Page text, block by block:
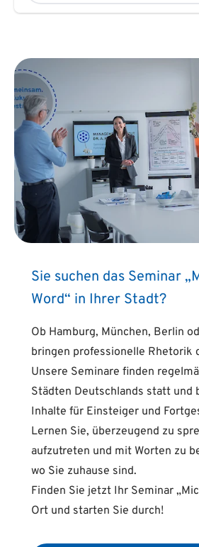
Sie suchen das Seminar
Word“ in Ihrer Stadt?
Ob Hamburg, München, Berlin
bringen professionelle Rhetorik
Unsere Seminare finden
Städten Deutschlands statt und
Inhalte für Einsteiger und
Lernen Sie, überzeugend zu
aufzutreten und mit Worten zu
wo Sie zuhause sind.
Finden Sie jetzt Ihr Seminar
Ort und starten Sie durch!